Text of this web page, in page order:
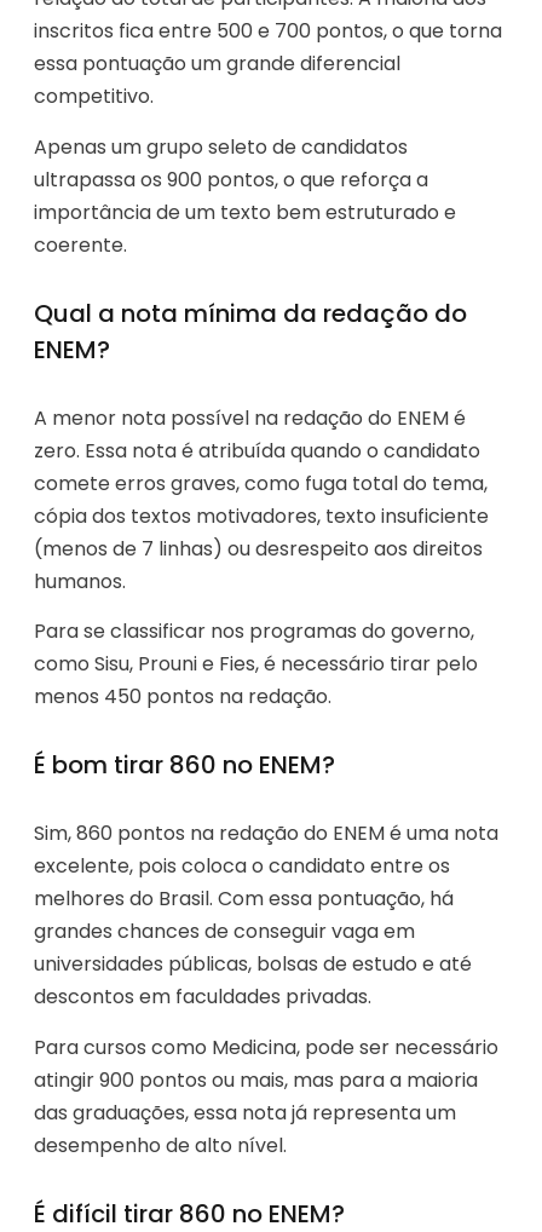
inscritos fica entre 500 e 700 pontos, o que torna
essa pontuação um grande diferencial
competitivo.
Apenas um grupo seleto de candidatos
ultrapassa os 900 pontos, o que reforça a
importância de um texto bem estruturado e
coerente.
Qual a nota mínima da redação do
ENEM?
A menor nota possível na redação do ENEM é
zero. Essa nota é atribuída quando o candidato
comete erros graves, como fuga total do tema,
cópia dos textos motivadores, texto insuficiente
(menos de 7 linhas) ou desrespeito aos direitos
humanos.
Para se classificar nos programas do governo,
como Sisu, Prouni e Fies, é necessário tirar pelo
menos 450 pontos na redação.
É bom tirar 860 no ENEM?
Sim, 860 pontos na redação do ENEM é uma nota
excelente, pois coloca o candidato entre os
melhores do Brasil. Com essa pontuação, há
grandes chances de conseguir vaga em
universidades públicas, bolsas de estudo e até
descontos em faculdades privadas.
Para cursos como Medicina, pode ser necessário
atingir 900 pontos ou mais, mas para a maioria
das graduações, essa nota já representa um
desempenho de alto nível.
É difícil tirar 860 no ENEM?